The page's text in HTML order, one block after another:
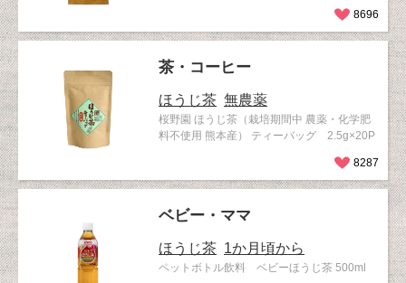
8696
茶・コーヒー
ほうじ茶 無農薬
桜野園 ほうじ茶（栽培期間中 農薬・化学肥
料不使用 熊本産） ティーバッグ 2.5g×20P
8287
ベビー・ママ
ほうじ茶 1か月頃から
ペットボトル飲料 ベビーほうじ茶 500ml